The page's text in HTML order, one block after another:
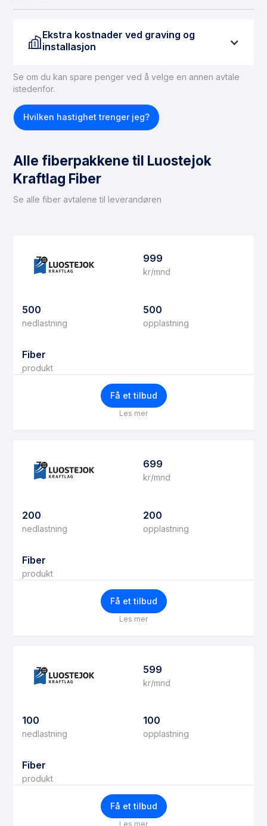
Ekstra kostnader ved graving og
installasjon
Hvis du ikke har tilgang til fiber, må dette ordnes før
fiberforbindelse til boligen, kan du forvente
gravekostnader på mellom 15 000 og 30 000 kroner.
situasjon der fiber ikke kan installeres, anbefaler vi å
trådløst bredbånd som et alternativ.
Se om du kan spare penger ved å velge en annen avtale
istedenfor.
Hvilken hastighet trenger jeg?
Alle fiberpakkene til Luostejok
Kraftlag Fiber
Se alle fiber avtalene til leverandøren
999
kr/mnd
500
nedlastning
500
opplastning
Fiber
produkt
Få et tilbud
Les mer
699
kr/mnd
200
nedlastning
200
opplastning
Fiber
produkt
Få et tilbud
Les mer
599
kr/mnd
100
nedlastning
100
opplastning
Fiber
produkt
Få et tilbud
Les mer